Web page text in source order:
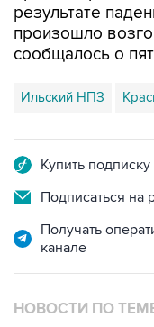
сообщалось о
Ильский НПЗ
Подписаться на
Получать
НОВОСТИ ПО
8 августа 07:37